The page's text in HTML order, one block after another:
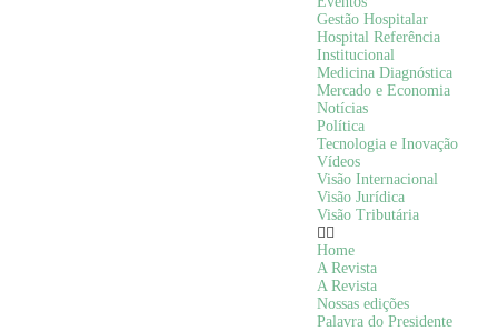
Gestão Hospitalar
Hospital Referência
Institucional
Medicina Diagnóstica
Mercado e Economia
Notícias
Política
Tecnologia e Inovação
Vídeos
Visão Internacional
Visão Jurídica
Visão Tributária
Home
A Revista
A Revista
Nossas edições
Palavra do Presidente